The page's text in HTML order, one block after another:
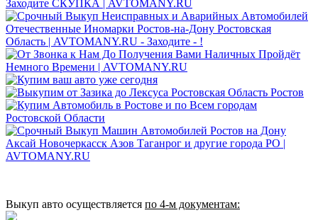
Выкуп авто осуществляется по 4‑м документам: